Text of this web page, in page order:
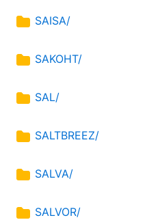
SAISA/
SAKOHT/
SAL/
SALTBREEZ/
SALVA/
SALVOR/